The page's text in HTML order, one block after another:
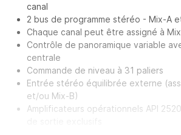
canal
2 bus de programme stéréo - Mix-A
Chaque canal peut être assigné à
Contrôle de panoramique variable
centrale
Commande de niveau à 31 paliers
Entrée stéréo équilibrée externe
et/ou Mix-B)
Amplificateurs opérationnels API